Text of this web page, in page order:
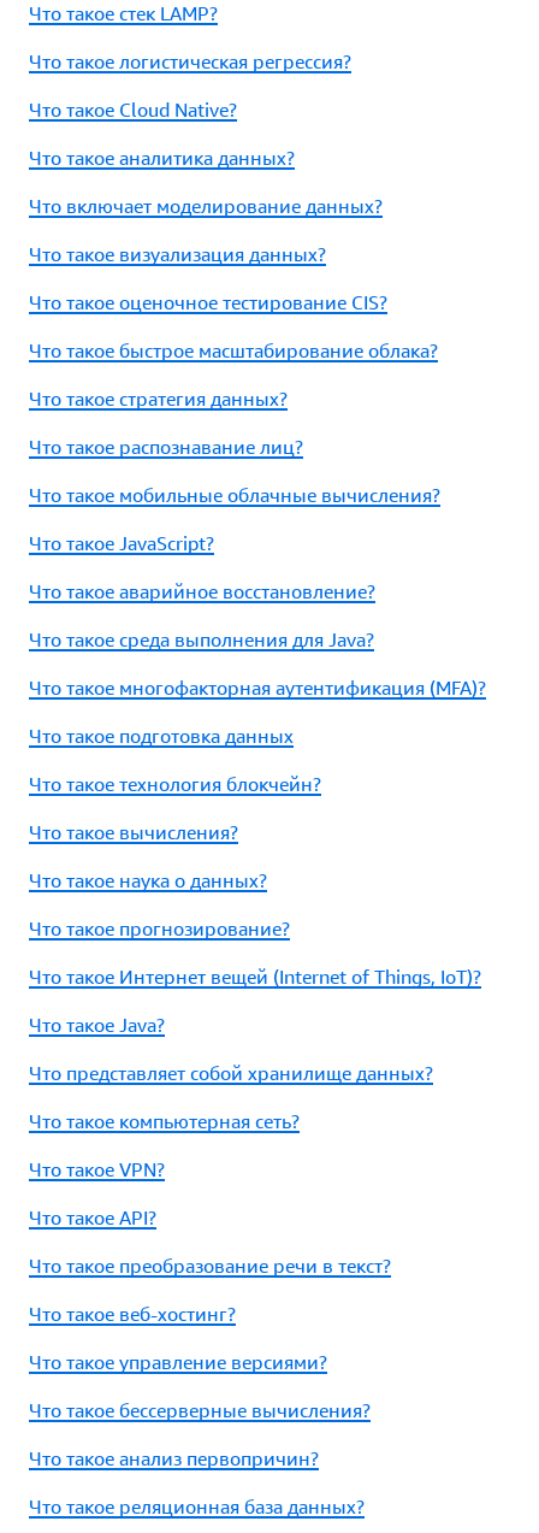
Что такое стек LAMP?
Что такое логистическая регрессия?
Что такое Cloud Native?
Что такое аналитика данных?
Что включает моделирование данных?
Что такое визуализация данных?
Что такое оценочное тестирование CIS?
Что такое быстрое масштабирование облака?
Что такое стратегия данных?
Что такое распознавание лиц?
Что такое мобильные облачные вычисления?
Что такое JavaScript?
Что такое аварийное восстановление?
Что такое среда выполнения для Java?
Что такое многофакторная аутентификация (MFA)?
Что такое подготовка данных
Что такое технология блокчейн?
Что такое вычисления?
Что такое наука о данных?
Что такое прогнозирование?
Что такое Интернет вещей (Internet of Things, IoT)?
Что такое Java?
Что представляет собой хранилище данных?
Что такое компьютерная сеть?
Что такое VPN?
Что такое API?
Что такое преобразование речи в текст?
Что такое веб-хостинг?
Что такое управление версиями?
Что такое бессерверные вычисления?
Что такое анализ первопричин?
Что такое реляционная база данных?